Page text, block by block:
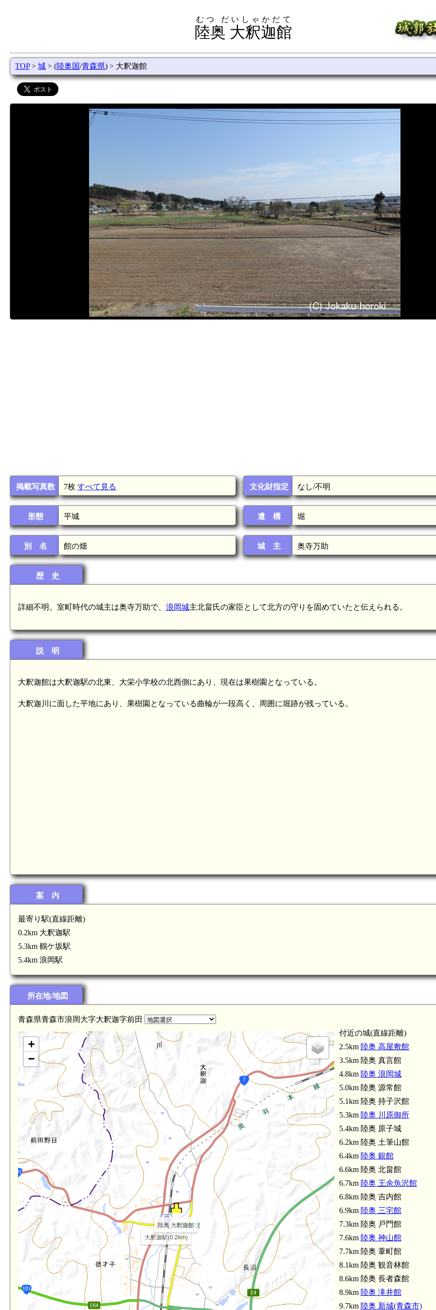
陸奥 大釈迦館
むつ だいしゃかだて
TOP> 城 > (陸奥国/青森県) > 大釈迦館
掲載写真数 7枚 すべて見る
形態 平城
別 名 館の畑
文化財指定 なし/不明
遺 構 堀
城 主 奥寺万助
歴 史
詳細不明。室町時代の城主は奥寺万助で、 浪岡城主北畠氏の家臣として北方の守りを固めていたと伝えられる。
説 明
大釈迦館は大釈迦駅の北東、大栄小学校の北西側にあり、現在は果樹園となっている。
大釈迦川に面した平地にあり、果樹園となっている曲輪が一段高く、周囲に堀跡が残っている。
案 内
最寄り駅(直線距離)
0.2km 大釈迦駅
5.3km 鶴ケ坂駅
5.4km 浪岡駅
所在地/地図
青森県青森市浪岡大字大釈迦字前田
大釈迦駅(0.2km)
鶴ケ坂
陸奥 大釈迦館
+
−
付近の城(直線距離)
2.5km 陸奥 高屋敷館
3.5km 陸奥 真言館
4.8km 陸奥 浪岡城
5.0km 陸奥 源常館
5.1km 陸奥 持子沢館
5.3km 陸奥 川原御所
5.4km 陸奥 原子城
6.2km 陸奥 土筆山館
6.4km 陸奥 銀館
6.6km 陸奥 北畠館
6.7km 陸奥 王余魚沢館
6.8km 陸奥 吉内館
6.9km 陸奥 三宅館
7.3km 陸奥 戸門館
7.6km 陸奥 神山館
7.7km 陸奥 葦町館
8.1km 陸奥 観音林館
8.6km 陸奥 長者森館
8.9km 陸奥 滝井館
9.7km 陸奥 新城(青森市)